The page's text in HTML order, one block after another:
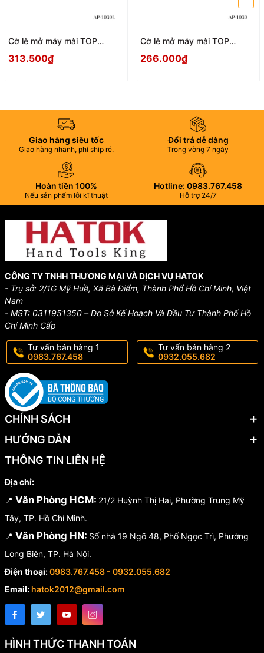
Cờ lê mở máy mài TOP
313.500₫
Cờ lê mở máy mài TOP
266.000₫
Giao hàng siêu tốc
Giao hàng nhanh, phí ship rẻ.
Đổi trả dễ dàng
Trong vòng 7 ngày
Hoàn tiền 100%
Nếu sản phẩm lỗi kĩ thuật
Hotline: 0983.767.458
Hỗ trợ 24/7
CÔNG TY TNHH THƯƠNG MẠI VÀ DỊCH VỤ HATOK
- Trụ sở: 2/1G Mỹ Huề, Xã Bà Điểm, Thành Phố Hồ Chí Minh, Việt
Nam
- MST: 0311951350 – Do Sở Kế Hoạch Và Đầu Tư Thành Phố Hồ
Chí Minh Cấp
Tư vấn bán hàng 1
0983.767.458
Tư vấn bán hàng 2
0932.055.682
CHÍNH SÁCH
HƯỚNG DẪN
THÔNG TIN LIÊN HỆ
Địa chỉ:
📍 Văn Phòng HCM: 21/2 Huỳnh Thị Hai, Phường Trung Mỹ
Tây, TP. Hồ Chí Minh.
📍 Văn Phòng HN: Số nhà 19 Ngõ 48, Phố Ngọc Trì, Phường
Long Biên, TP. Hà Nội.
Điện thoại:0983.767.458 - 0932.055.682
Email: hatok2012@gmail.com
HÌNH THỨC THANH TOÁN